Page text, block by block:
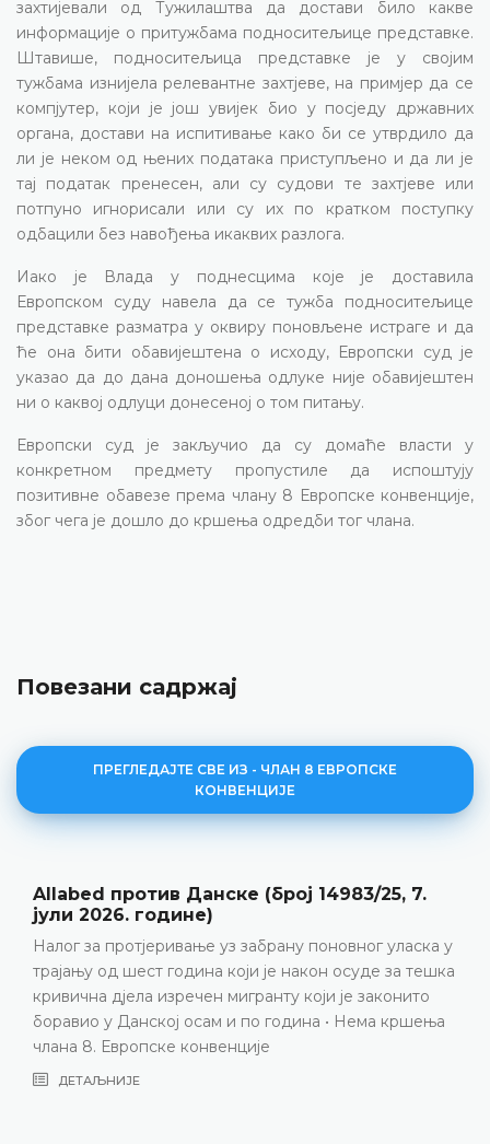
захтијевали од Тужилаштва да достави било какве
информације о притужбама подноситељице представке.
Штавише, подноситељица представке је у својим
тужбама изнијела релевантне захтјеве, на примјер да се
компјутер, који је још увијек био у посједу државних
органа, достави на испитивање како би се утврдило да
ли је неком од њених података приступљено и да ли је
тај податак пренесен, али су судови те захтјеве или
потпуно игнорисали или су их по кратком поступку
одбацили без навођења икаквих разлога.
Иако је Влада у поднесцима које је доставила
Европском суду навела да се тужба подноситељице
представке разматра у оквиру поновљене истраге и да
ће она бити обавијештена о исходу, Европски суд је
указао да до дана доношења одлуке није обавијештен
ни о каквој одлуци донесеној о том питању.
Европски суд је закључио да су домаће власти у
конкретном предмету пропустиле да испоштују
позитивне обавезе према члану 8 Европске конвенције,
због чега је дошло до кршења одредби тог члана.
Повезани садржај
ПРЕГЛЕДАЈТЕ СВЕ ИЗ - ЧЛАН 8 ЕВРОПСКЕ
КОНВЕНЦИЈЕ
у
Y против Србије (број 28322/20, 12. мај
2026. године)
Породични живот • Позитивне обавезе •
контакта између подноситељице представке
њеног полубрата након што га је усвојила
која живи у иностранству • Одбијање
подноситељице представке да буде усвојена
смије надмашити интересе самог њеног